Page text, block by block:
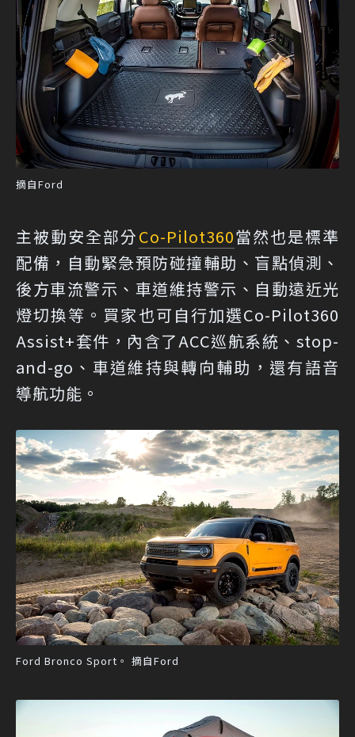
摘自Ford
主被動安全部分Co-Pilot360當然也是標準
配備，自動緊急預防碰撞輔助、盲點偵測、
後方車流警示、車道維持警示、自動遠近光
燈切換等。買家也可自行加選Co-Pilot360
Assist+套件，內含了ACC巡航系統、stop-
and-go、車道維持與轉向輔助，還有語音
導航功能。
Ford Bronco Sport。 摘自Ford